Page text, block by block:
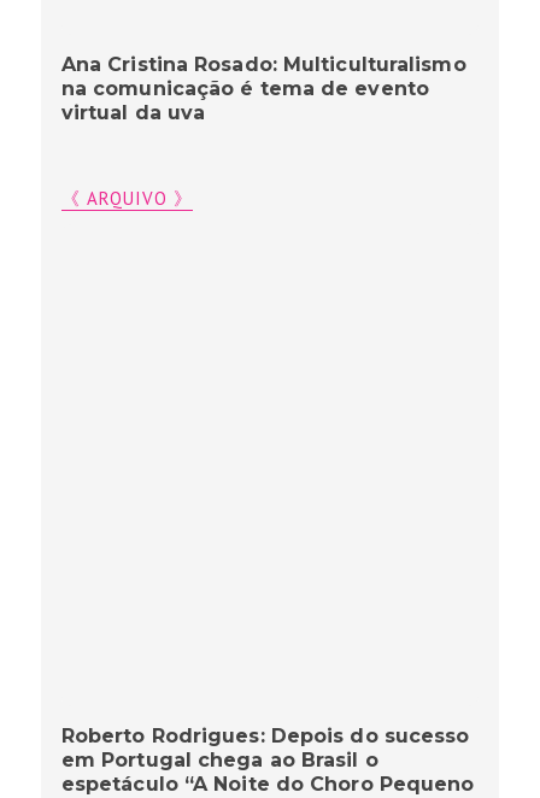
Ana Cristina Rosado: Multiculturalismo
na comunicação é tema de evento
virtual da uva
《 ARQUIVO 》
Roberto Rodrigues: Depois do sucesso
em Portugal chega ao Brasil o
espetáculo “A Noite do Choro Pequeno